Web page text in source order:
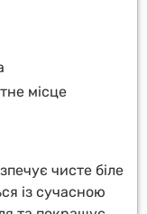
місце
чисте біле
із сучасною